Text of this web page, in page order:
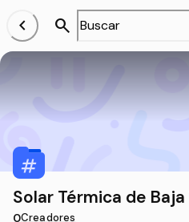
chevron_left search
Solar Térmica de
0Creadores